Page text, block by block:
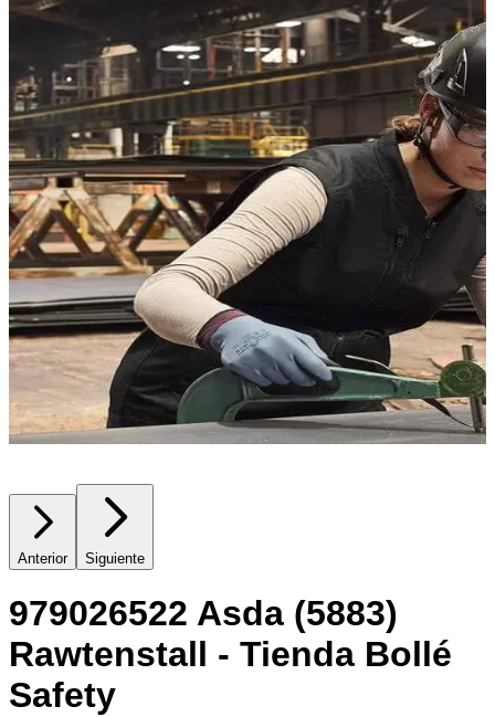
Anterior Siguiente
979026522 Asda (5883)
Rawtenstall - Tienda Bollé
Safety